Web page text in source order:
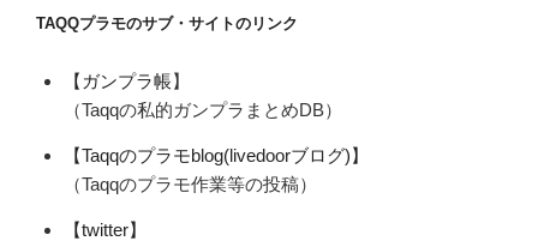
TAQQプラモのサブ・サイトのリンク
【ガンプラ帳】
（Taqqの私的ガンプラまとめDB）
【Taqqのプラモblog(livedoorブログ)】
（Taqqのプラモ作業等の投稿）
【twitter】